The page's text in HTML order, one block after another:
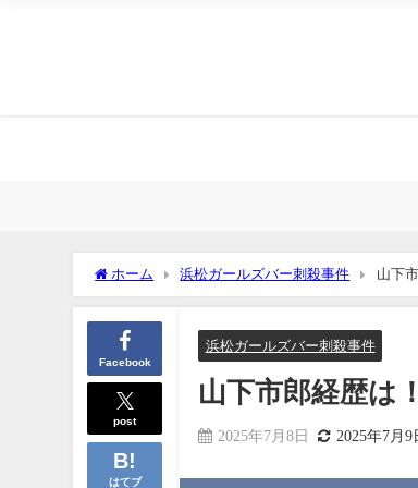
ホーム 浜松ガールズバー刺殺事件 山下
Facebook
post
はてブ
浜松ガールズバー刺殺事件
山下市郎経歴は
2025年7月8日 2025年7月9